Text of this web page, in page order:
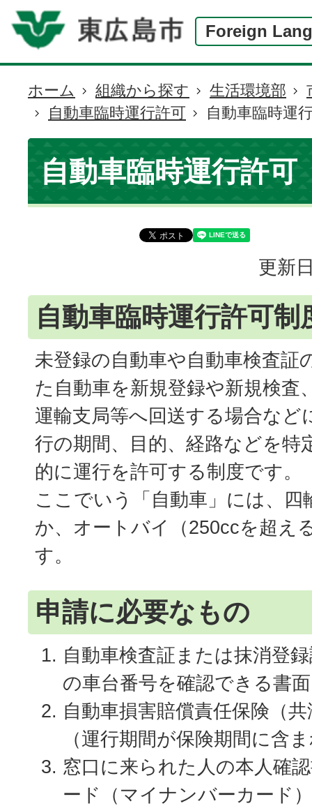
Foreign
現
在
の
置
ホーム 組織から探す 生活環境部
自動車臨時運行許可
自動車臨時運
自動車臨時運行許可
更新
自動車臨時運行許可制
未登録の自動車や自動車検査証
た自動車を新規登録や新規検査
運輸支局等へ回送する場合など
行の期間、目的、経路などを特
的に運行を許可する制度です。
ここでいう「自動車」には、四
か、オートバイ（250ccを超え
す。
申請に必要なもの
自動車検査証または抹消登
の車台番号を確認できる書面
自動車損害賠償責任保険（
（運行期間が保険期間に含
窓口に来られた人の本人確
ード（マイナンバーカード